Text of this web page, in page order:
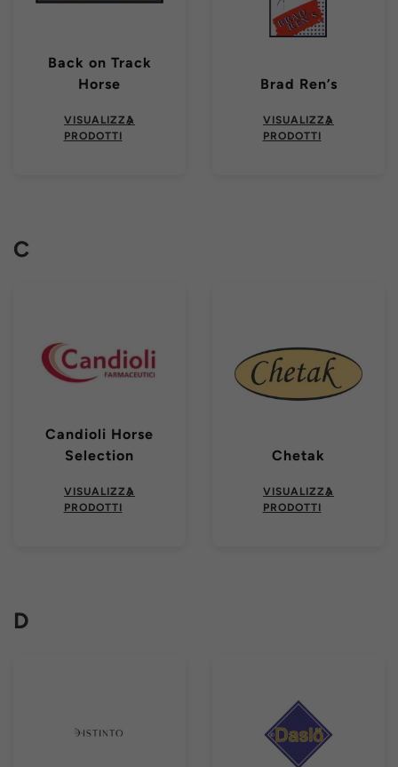
Back on Track
Horse
VISUALIZZA
PRODOTTI
Brad Ren’s
VISUALIZZA
PRODOTTI
C
Candioli Horse
Selection
VISUALIZZA
PRODOTTI
Chetak
VISUALIZZA
PRODOTTI
D